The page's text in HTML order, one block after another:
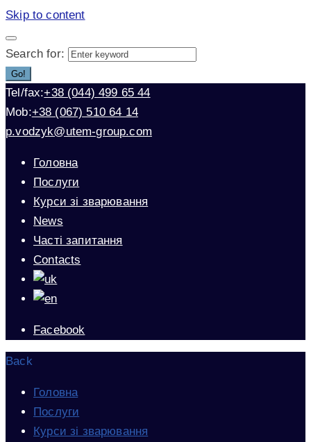
Skip to content
Search for:
Go!
Tel/fax:+38 (044) 499 65 44
Mob:+38 (067) 510 64 14
p.vodzyk@utem-group.com
Головна
Послуги
Курси зі зварювання
News
Часті запитання
Contacts
Facebook
Back
Головна
Послуги
Курси зі зварювання